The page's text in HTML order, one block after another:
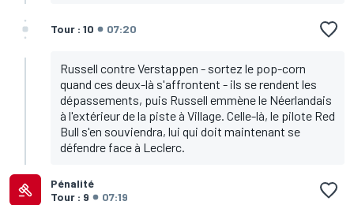
Tour : 10 07:20
Russell contre Verstappen - sortez le pop-corn
quand ces deux-là s'affrontent - ils se rendent les
dépassements, puis Russell emmène le Néerlandais
à l'extérieur de la piste à Village. Celle-là, le pilote Red
Bull s'en souviendra, lui qui doit maintenant se
défendre face à Leclerc.
Pénalité
Tour : 9
07:19